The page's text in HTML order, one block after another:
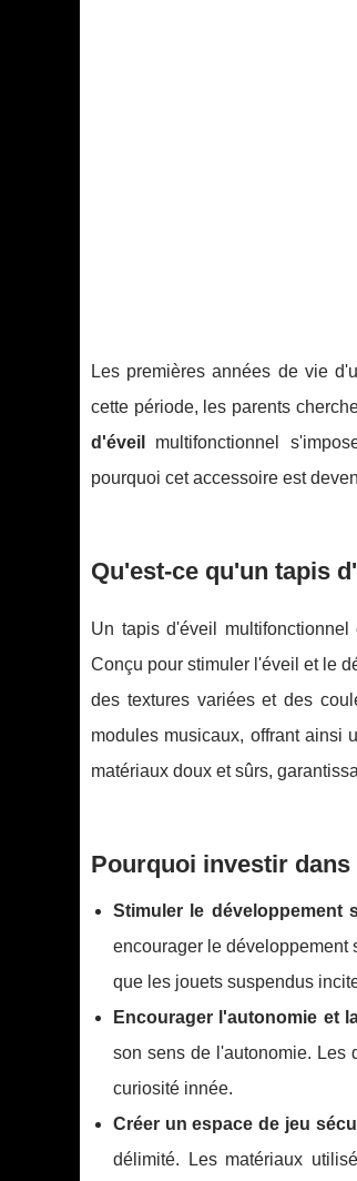
Les premières années de vie
cette période, les parents
d'éveil
multifonctionnel
pourquoi cet accessoire est
Qu'est-ce qu'un tapis
Un tapis d'éveil multifonctionnel
Conçu pour stimuler l'éveil et le
des textures variées et des
modules musicaux, offrant ainsi
matériaux doux et sûrs,
Pourquoi investir
Stimuler le développement
encourager le développement
que les jouets suspendus
Encourager l'autonomie et
son sens de l'autonomie. Les
curiosité innée.
Créer un espace de jeu
délimité. Les matériaux